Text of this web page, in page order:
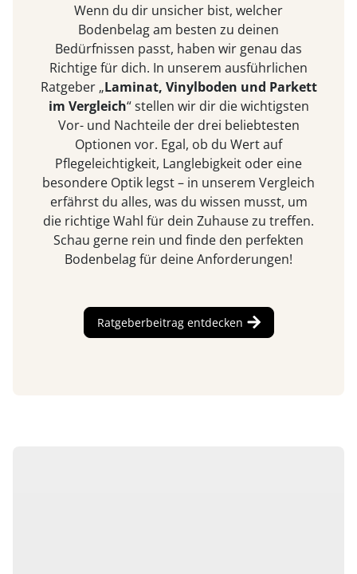
Wenn du dir unsicher bist, welcher
Bodenbelag am besten zu deinen
Bedürfnissen passt, haben wir genau das
Richtige für dich. In unserem ausführlichen
Ratgeber „Laminat, Vinylboden und Parkett
im Vergleich“ stellen wir dir die wichtigsten
Vor- und Nachteile der drei beliebtesten
Optionen vor. Egal, ob du Wert auf
Pflegeleichtigkeit, Langlebigkeit oder eine
besondere Optik legst – in unserem Vergleich
erfährst du alles, was du wissen musst, um
die richtige Wahl für dein Zuhause zu treffen.
Schau gerne rein und finde den perfekten
Bodenbelag für deine Anforderungen!
Ratgeberbeitrag entdecken